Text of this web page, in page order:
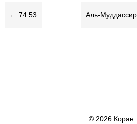
← 74:53 Аль-Муддассир
© 2026 Коран